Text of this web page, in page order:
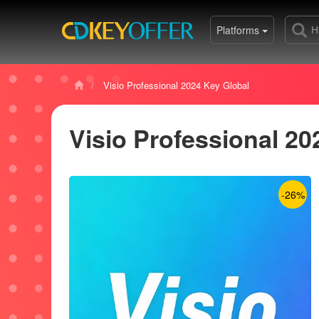
Platforms
Visio Professional 2024 Key Global
Visio Professional
-26%